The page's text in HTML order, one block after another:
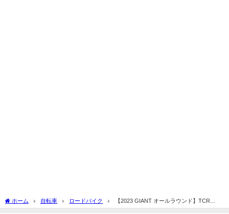
ホーム 自転車 ロードバイク
【2023 GIANT オールラウンド】TCR
ADVANCEDシリーズをまとめてみした☆